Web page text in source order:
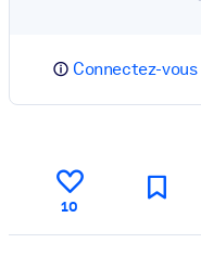
Connectez-vous
10